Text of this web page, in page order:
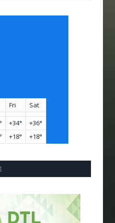
Fri Sat
+34° +36°
+18° +18°